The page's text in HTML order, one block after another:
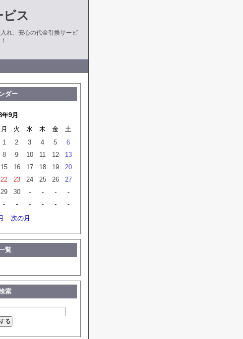
ス
れ、安心の代金引換サービ
ダー
年9月
月 火 水 木 金
土
1 2 3 4 5
6
8 9 10 11 12
13
15 16 17 18 19
20
22 23 24 25 26
27
29 30 - - -
-
- - - - -
-
次の月
覧
索